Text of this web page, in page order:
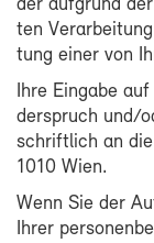
der auf­grund
ten
tung ei­ner von
Ih­re Ein­ga­be
der­spruch und/
schrift­lich an
1010 Wien.
Wenn Sie der
Ih­rer